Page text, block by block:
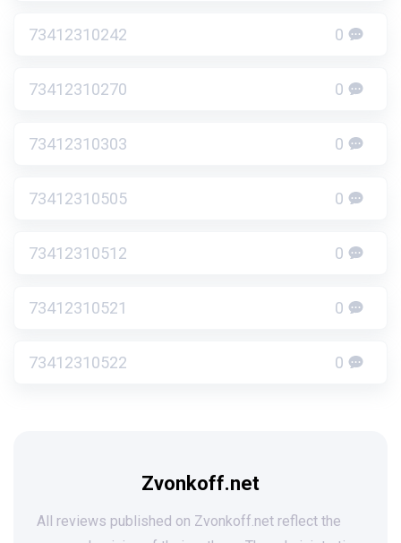
73412310242 0
73412310270 0
73412310303 0
73412310505 0
73412310512 0
73412310521 0
73412310522 0
Zvonkoff.net
All reviews published on Zvonkoff.net reflect the